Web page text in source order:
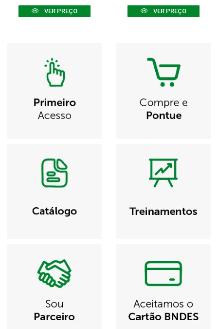
VER PREÇO VER PREÇO